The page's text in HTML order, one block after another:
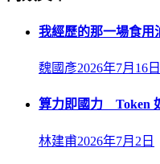
我經歷的那一場食用
魏國彥2026年7月16日
算力即國力 Token
林建甫2026年7月2日